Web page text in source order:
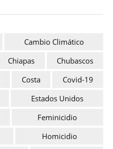
Cambio Climático
Chiapas
Chubascos
Costa
Covid-19
Estados Unidos
Feminicidio
Homicidio